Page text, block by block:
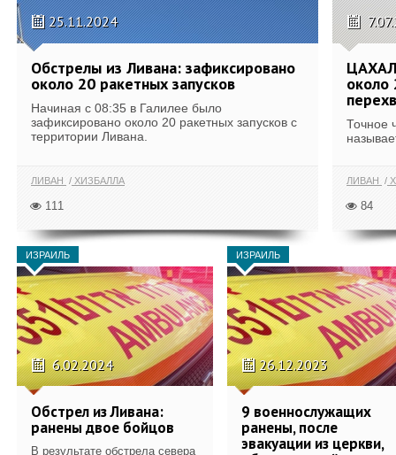
25.11.2024
Обстрелы из Ливана: зафиксировано
около 20 ракетных запусков
Начиная с 08:35 в Галилее было
зафиксировано около 20 ракетных запусков с
территории Ливана.
ЛИВАН ХИЗБАЛЛА
111
около
Точное
ЛИВАН
84
ИЗРАИЛЬ
6.02.2024
Обстрел из Ливана:
ранены двое бойцов
В результате обстрела севера
ИЗРАИЛЬ
26.12.2023
9 военнослужащих
ранены, после
эвакуации из церкви,